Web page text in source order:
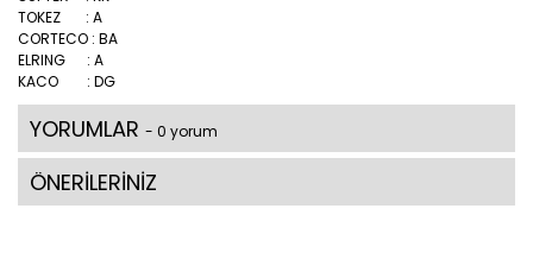
TOKEZ : A
CORTECO : BA
ELRING : A
KACO : DG
YORUMLAR - 0 yorum
ÖNERİLERİNİZ